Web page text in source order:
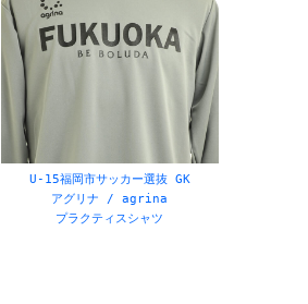
U-15福岡市サッカー選抜 GK
アグリナ / agrina
プラクティスシャツ